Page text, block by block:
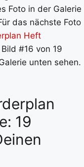
Foto in der Galerie
das nächste Foto
Heft
#16 von 19
unten sehen.
19